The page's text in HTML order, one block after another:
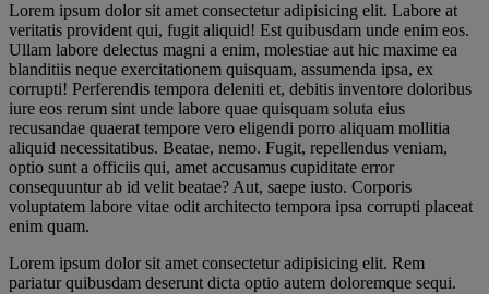
Lorem ipsum dolor sit amet consectetur adipisicing elit. Labore at
veritatis provident qui, fugit aliquid! Est quibusdam unde enim eos.
Ullam labore delectus magni a enim, molestiae aut hic maxime ea
blanditiis neque exercitationem quisquam, assumenda ipsa, ex
corrupti! Perferendis tempora deleniti et, debitis inventore doloribus
iure eos rerum sint unde labore quae quisquam soluta eius
recusandae quaerat tempore vero eligendi porro aliquam mollitia
aliquid necessitatibus. Beatae, nemo. Fugit, repellendus veniam,
optio sunt a officiis qui, amet accusamus cupiditate error
consequuntur ab id velit beatae? Aut, saepe iusto. Corporis
voluptatem labore vitae odit architecto tempora ipsa corrupti placeat
enim quam.
Lorem ipsum dolor sit amet consectetur adipisicing elit. Rem
pariatur quibusdam deserunt dicta optio autem doloremque sequi.